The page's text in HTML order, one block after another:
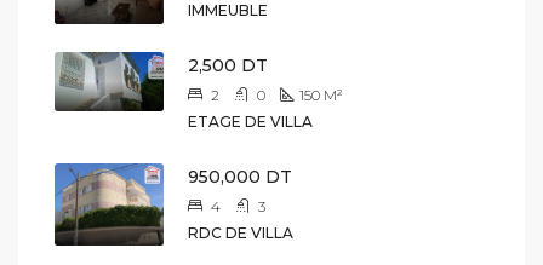
IMMEUBLE
2,500 DT
2 0 150 M²
ETAGE DE VILLA
950,000 DT
4
3
RDC DE VILLA